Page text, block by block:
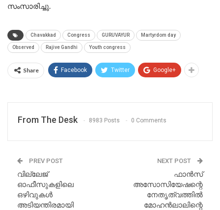
സംസാരിച്ചു.
Chavakkad Congress GURUVAYUR Martyrdom day
Observed Rajive Gandhi Youth congress
Share Facebook Twitter Google+
From The Desk 8983 Posts 0 Comments
PREV POST
വില്ലേജ്
ഓഫീസുകളിലെ
ഒഴിവുകൾ
അടിയന്തിരമായി
NEXT POST
ഫാൻസ്‌
അസോസിയേഷന്റെ
നേതൃത്വത്തിൽ
മോഹൻലാലിന്റെ